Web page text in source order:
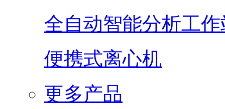
全自动智能分析工作
便携式离心机
更多产品